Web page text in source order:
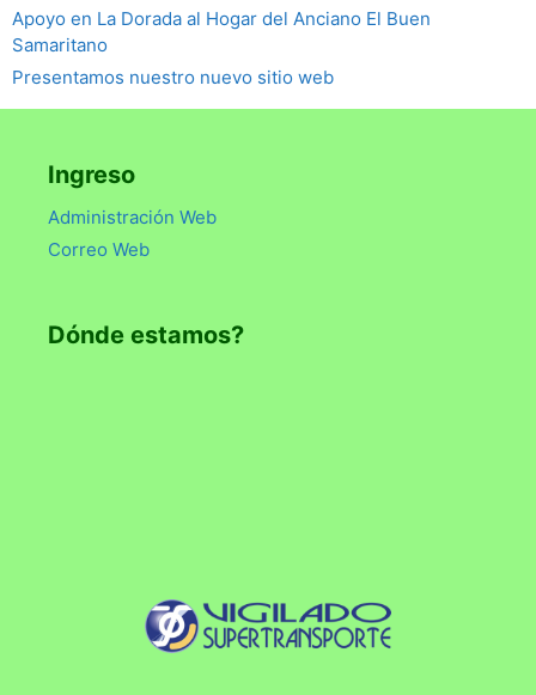
Apoyo en La Dorada al Hogar del Anciano El Buen
Samaritano
Presentamos nuestro nuevo sitio web
Ingreso
Administración Web
Correo Web
Dónde estamos?